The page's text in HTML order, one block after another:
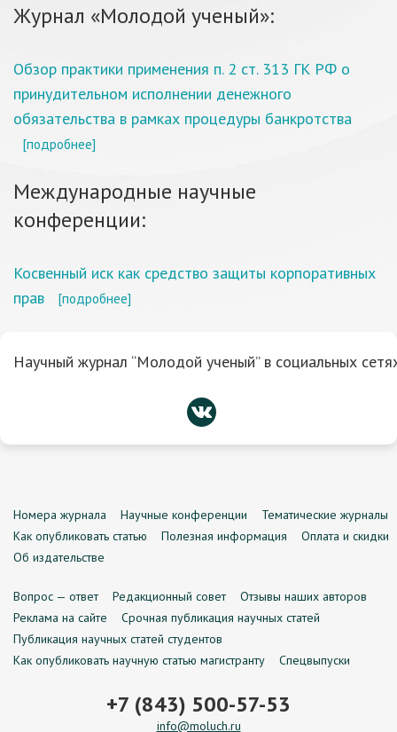
Журнал «Молодой ученый»:
Обзор практики применения п. 2 ст. 313 ГК РФ о
принудительном исполнении денежного
обязательства в рамках процедуры банкротства
[подробнее]
Международные научные
конференции:
Косвенный иск как средство защиты корпоративных
прав
[подробнее]
Научный журнал “Молодой ученый” в социальных
Номера журнала Научные конференции
Тематические журналы
Как опубликовать статью
Полезная информация
Оплата и скидки
Об издательстве
Вопрос — ответ Редакционный совет
Отзывы наших авторов
Реклама на сайте
Срочная публикация научных статей
Публикация научных статей студентов
Как опубликовать научную статью магистранту
Спецвыпуски
+7 (843) 500-57-53
info@moluch.ru